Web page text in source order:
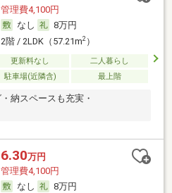
管理費4,100円
なし
8万円
2階 / 2LDK（57.21m2）
更新料なし
二人暮らし
駐車場(近隣含) 最上階
納スペースも充実・
6.30万円
管理費4,100円
なし
8万円